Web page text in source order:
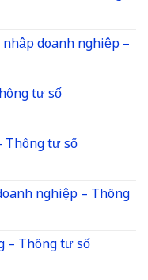
doanh nghiệp –
tư số
Thông tư số
nghiệp – Thông
– Thông tư số